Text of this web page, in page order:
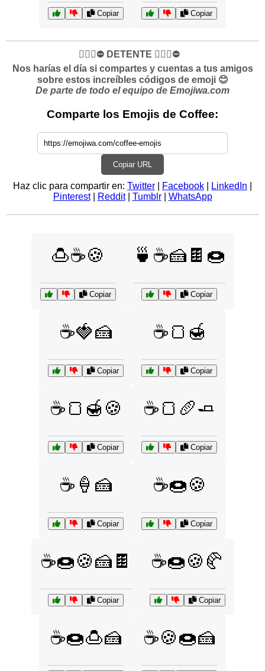
Copiar Copiar
✋🏻🛑⛔️ DETENTE ✋🏻🛑⛔️
Nos harías el día si compartes y cuentas a tus amigos
sobre estos increíbles códigos de emoji 😊
De parte de todo el equipo de Emojiwa.com
Comparte los Emojis de Coffee:
Copiar URL
Haz clic para compartir en: Twitter Facebook LinkedIn
Pinterest| Reddit| Tumblr| WhatsApp
🍮☕🍪
Copiar
🍵☕🍰🍫🍩
Copiar
☕🍓🍰
Copiar
☕🍞🍯
Copiar
☕🍞🍯🍪
Copiar
☕🍞🥖🧈
Copiar
☕🍦🍰
Copiar
☕🍩🍪
Copiar
☕🍩🍪🍰🍫
Copiar
☕🍩🍪🥐
Copiar
☕🍩🍮🍰 ☕🍪🍩🍰